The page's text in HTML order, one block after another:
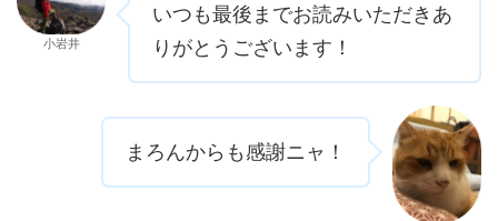
小岩井
いつも最後までお読みいただきあ
りがとうございます！
まろんからも感謝ニャ！